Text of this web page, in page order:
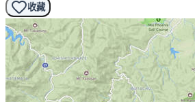
收藏